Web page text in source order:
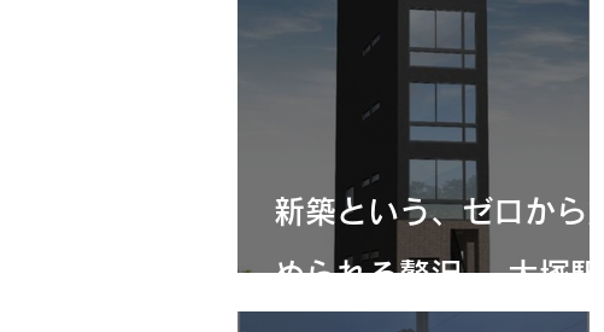
新築という、ゼロから始
められる贅沢。-大塚駅-